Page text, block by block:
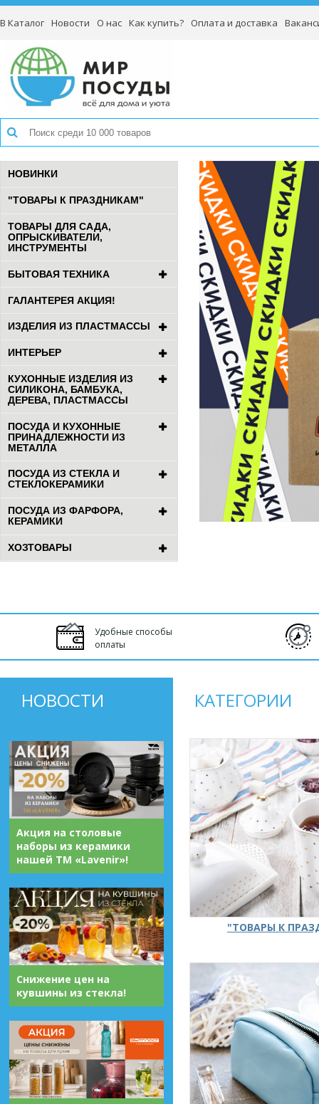
В Каталог Новости О нас Как купить? Оплата и доставка
НОВИНКИ
"ТОВАРЫ К ПРАЗДНИКАМ"
ТОВАРЫ ДЛЯ САДА,
ОПРЫСКИВАТЕЛИ,
ИНСТРУМЕНТЫ
БЫТОВАЯ ТЕХНИКА
ГАЛАНТЕРЕЯ АКЦИЯ!
ИЗДЕЛИЯ ИЗ ПЛАСТМАССЫ
ИНТЕРЬЕР
КУХОННЫЕ ИЗДЕЛИЯ ИЗ
СИЛИКОНА, БАМБУКА,
ДЕРЕВА, ПЛАСТМАССЫ
ПОСУДА И КУХОННЫЕ
ПРИНАДЛЕЖНОСТИ ИЗ
МЕТАЛЛА
ПОСУДА ИЗ СТЕКЛА И
СТЕКЛОКЕРАМИКИ
ПОСУДА ИЗ ФАРФОРА,
КЕРАМИКИ
ХОЗТОВАРЫ
Удобные способы
оплаты
НОВОСТИ
Акция на столовые
наборы из керамики
нашей ТМ «Lavenir»!
Снижение цен на
кувшины из стекла!
КАТЕГОРИИ
"ТОВАРЫ К